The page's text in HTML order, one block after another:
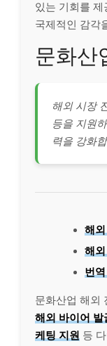
있는 기회를 제
국제적인 감각
문화산
해외 시장
등을 지원
력을 강화
해
해
번
문화산업 해외
해외 바이어 발
케팅 지원 등